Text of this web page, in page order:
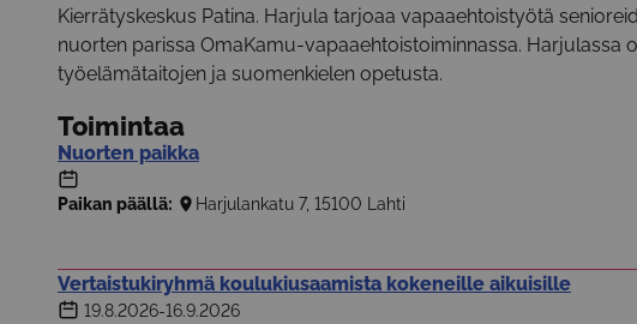
Kierrätyskeskus Patina. Harjula tarjoaa vapaaehtoistyötä
nuorten parissa OmaKamu-vapaaehtoistoiminnassa. Harjulassa
työelämätaitojen ja suomenkielen opetusta.
Toimintaa
Nuorten paikka
Paikan päällä: Harjulankatu 7, 15100 Lahti
Vertaistukiryhmä koulukiusaamista kokeneille aikuisille
19.8.2026-16.9.2026